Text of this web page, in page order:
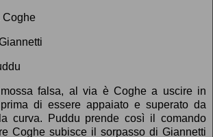
Coghe
falsa, al via è Coghe a uscire in
di essere appaiato e superato da
curva. Puddu prende così il comando
Coghe subisce il sorpasso di Giannetti